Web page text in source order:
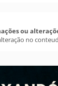
ou
no